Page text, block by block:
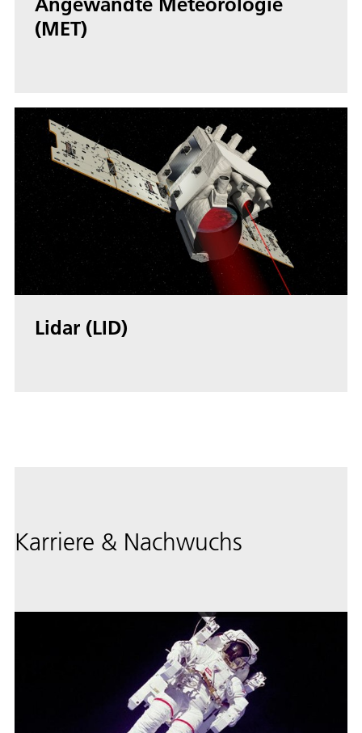
(MET)
Lidar (LID)
Karriere & Nachwuchs